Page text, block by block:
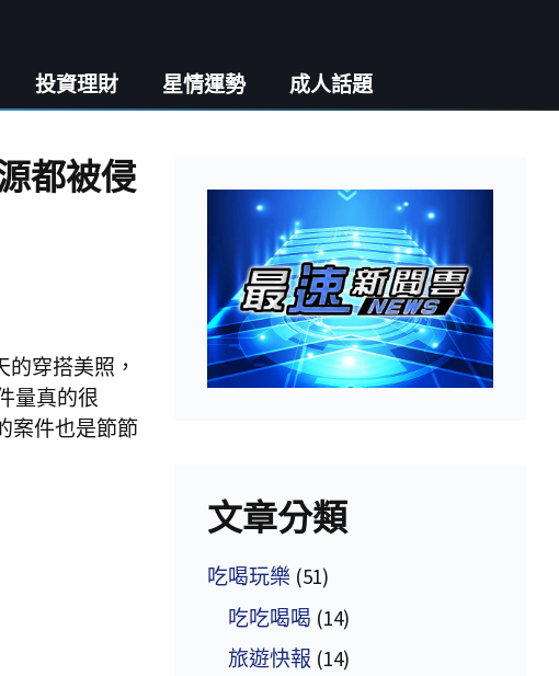
投資理財 星情運勢 成人話題
都被侵
穿搭美照，
量真的很
案件也是節節
文章分類
吃喝玩樂 (51)
吃吃喝喝 (14)
旅遊快報 (14)